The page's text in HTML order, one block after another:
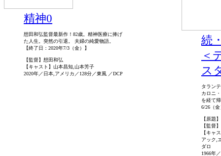
精神0
想田和弘監督最新作！82歳。精神医療に捧げ
た人生。突然の引退。 夫婦の純愛物語。
【終了日：2020年7/3（金）】
【監督】想田和弘
【キャスト】山本昌知,山本芳子
2020年／日本,アメリカ／128分／東風 ／DCP
続
＜
ス
タラン
カロニ
を経て
6/26（
【原題
【監督
【キャ
アック,
ダロ
1966年